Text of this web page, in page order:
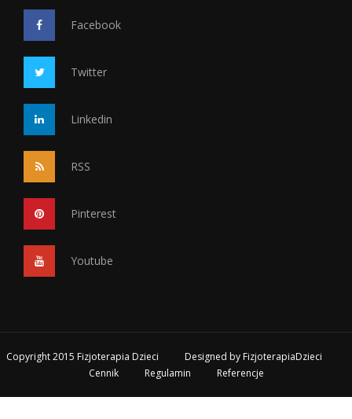
Facebook
Twitter
Linkedin
RSS
Pinterest
Youtube
Copyright 2015 Fizjoterapia Dzieci Designed by FizjoterapiaDzieci
Cennik
Regulamin Referencje